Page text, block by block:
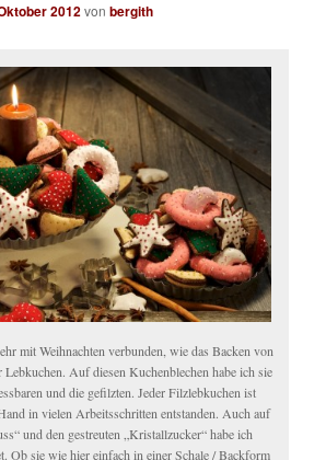
2012vonbergith
mit Weihnachten verbunden, wie das Backen von
Lebkuchen. Auf diesen Kuchenblechen habe ich sie
und die gefilzten. Jeder Filzlebkuchen ist
in vielen Arbeitsschritten entstanden. Auch auf
und den gestreuten „Kristallzucker“ habe ich
Ob sie wie hier einfach in einer Schale / Backform